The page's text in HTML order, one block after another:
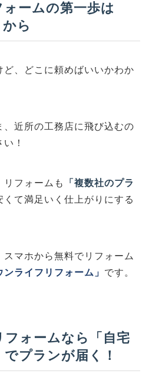
ームの第一歩は
から
ど、どこに頼めばいいかわか
、近所の工務店に飛び込むの
！
リフォームも
「複数社のプラ
くて満足いく仕上がりにする
マホから無料でリフォーム
ンライフリフォーム」 です。
ォームなら「自宅
プランが届く！